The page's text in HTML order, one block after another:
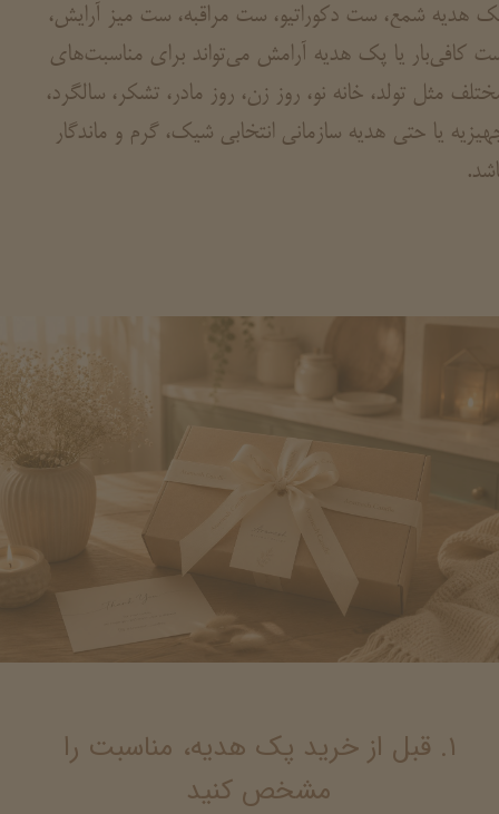
هدیه شمع، ست دکوراتیو، ست مراقبه، ست میز آرایش،
کافی‌بار یا پک هدیه آرامش می‌تواند برای مناسبت‌های
مثل تولد، خانه نو، روز زن، روز مادر، تشکر، سالگرد،
یا حتی هدیه سازمانی انتخابی شیک، گرم و ماندگار
۱. قبل از خرید پک هدیه، مناسبت را
مشخص کنید